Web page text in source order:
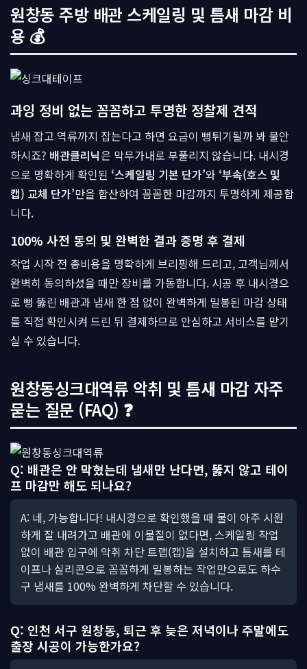
원창동 주방 배관 스케일링 및 틈새 마감 비
용 💰
과잉 정비 없는 꼼꼼하고 투명한 정찰제 견적
냄새 잡고 역류까지 잡는다고 하면 요금이 뻥튀기될까 봐 불안
하시죠? 배관클리닉은 막무가내로 부풀리지 않습니다. 내시경
으로 명확하게 확인된 ‘스케일링 기본 단가’와 ‘부속(호스 및
캡) 교체 단가’만을 합산하여 꼼꼼한 마감까지 투명하게 제공합
니다.
100% 사전 동의 및 완벽한 결과 증명 후 결제
작업 시작 전 총비용을 명확하게 브리핑해 드리고, 고객님께서
완벽히 동의하셨을 때만 장비를 가동합니다. 시공 후 내시경으
로 뻥 뚫린 배관과 냄새 한 점 없이 완벽하게 밀봉된 마감 상태
를 직접 확인시켜 드린 뒤 결제하므로 안심하고 서비스를 맡기
실 수 있습니다.
원창동싱크대역류 악취 및 틈새 마감 자주
묻는 질문 (FAQ) ❓
Q: 배관은 안 막혔는데 냄새만 난다면, 뚫지 않고 테이
프 마감만 해도 되나요?
A: 네, 가능합니다! 내시경으로 확인했을 때 물이 아주 시원
하게 잘 내려가고 배관에 이물질이 없다면, 스케일링 작업
없이 배관 입구에 악취 차단 트랩(캡)을 설치하고 틈새를 테
이프나 실리콘으로 꼼꼼하게 밀봉하는 작업만으로도 하수
구 냄새를 100% 완벽하게 차단할 수 있습니다.
Q: 인천 서구 원창동, 퇴근 후 늦은 저녁이나 주말에도
출장 시공이 가능한가요?